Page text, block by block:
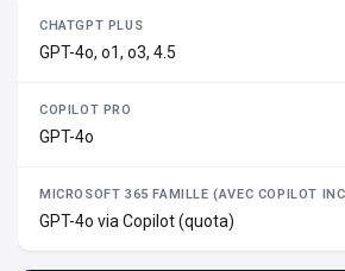
GPT-4o, o1, o3, 4.5
GPT-4o
GPT-4o via Copilot (quota)